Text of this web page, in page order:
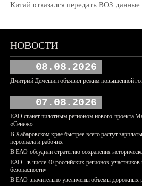
Китай отказался передать ВОЗ
НОВОСТИ
08.08.2026
Дмитрий Демешин объявил режим повышенной
07.08.2026
ЕАО станет пилотным регионом нового проекта
«Сенеж»
В Хабаровском крае быстрее всего растут
персонала и рабочих
В ЕАО обсудили стратегию сохранения
ЕАО - в числе 40 российских регионов-
безопасности»
В ЕАО значительно увеличены объемы дорожных